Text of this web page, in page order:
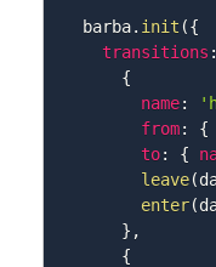
barba. init ({
transitions :
{
name:
from: {
to: {
leave(
enter(
} ,
{